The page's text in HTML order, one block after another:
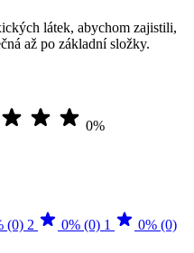
látek, abychom zajistili,
až po základní složky.
0%
(0) 2 0% (0) 1
0% (0)